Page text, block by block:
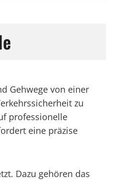
Gehwege von einer
zu
professionelle
eine präzise
Dazu gehören das